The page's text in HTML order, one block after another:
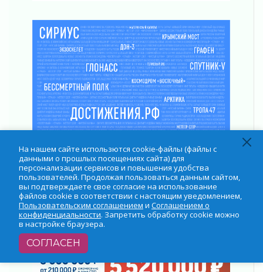
Генеральная репетиция векового юбилея
31 июля 2026
Открытое сердце и стремление делать добро
31 июля 2026
Давайте разберемся!
30 июля 2026
Круглую ригу в Гатчине отреставрируют в
2027 году
Путешествие к западным рубежам
30 июля 2026
На нашем сайте использются cookie-файлы (файлы с
данными о прошлых посещениях сайта) для
персонализации сервисов и повышения удобства
пользователей. Продолжая пользоваться данным сайтом,
вы подтверждаете свое согласие на использование
файлов cookie в соответствии с настоящим уведомлением,
Пользовательским соглашением и Соглашением о
конфиденциальности. Запретить обработку cookie можно
в настройке браузера.
СОГЛАСЕН